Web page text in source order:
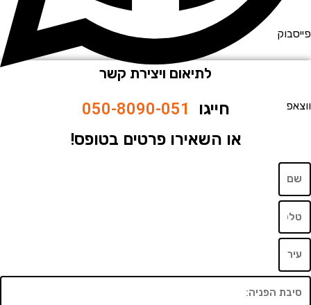
לתיאום ויצירת קשר
חייגו050-8090-051
או השאירו פרטים בטופס!